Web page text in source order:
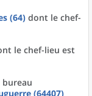
(64) dont le chef-
le chef-lieu est
(64407)